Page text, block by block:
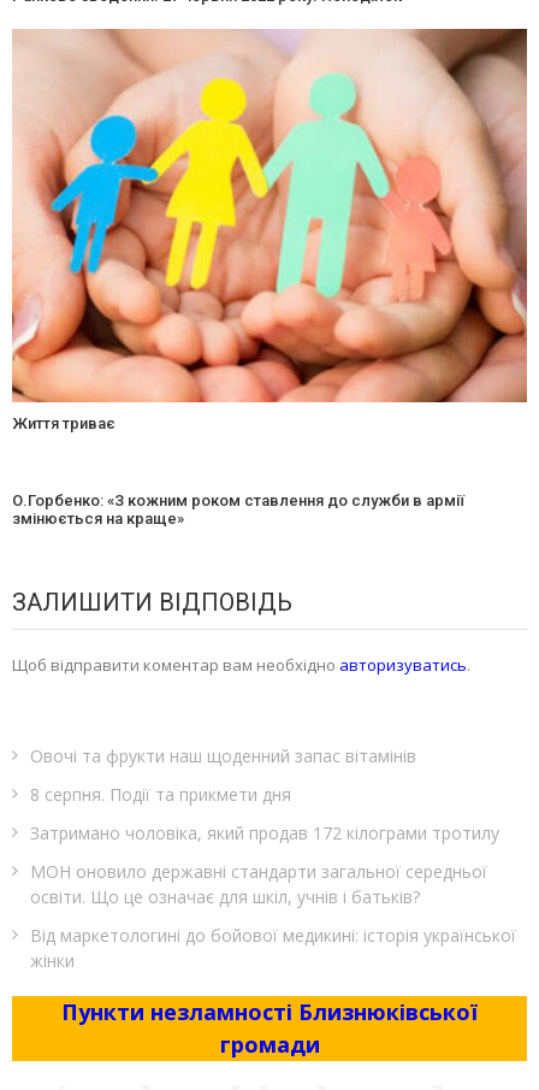
Життя триває
О.Горбенко: «З кожним роком ставлення до служби в армії
змінюється на краще»
ЗАЛИШИТИ ВІДПОВІДЬ
Щоб відправити коментар вам необхідно авторизуватись.
Овочі та фрукти наш щоденний запас вітамінів
8 серпня. Події та прикмети дня
Затримано чоловіка, який продав 172 кілограми тротилу
МОН оновило державні стандарти загальної середньої
освіти. Що це означає для шкіл, учнів і батьків?
Від маркетологині до бойової медикині: історія української
жінки
Пункти незламності Близнюківської
громади